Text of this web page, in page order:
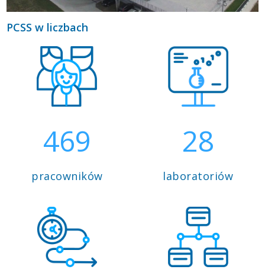
PCSS w liczbach
469
pracowników
28
laboratoriów